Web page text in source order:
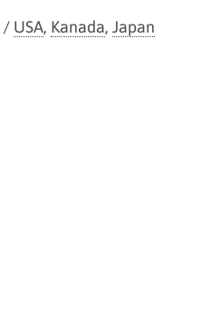
/ USA, Kanada, Japan